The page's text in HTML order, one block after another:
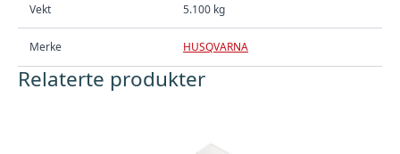
Vekt 5.100 kg
Merke HUSQVARNA
Relaterte produkter